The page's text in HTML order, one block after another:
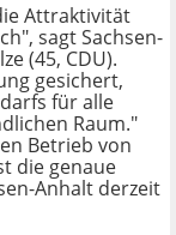
Attraktivität
sagt Sachsen-
(45, CDU).
gesichert,
für alle
Raum."
Betrieb von
die genaue
Anhalt derzeit